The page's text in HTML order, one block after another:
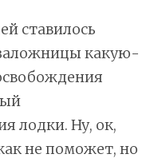
ставилось
какую-
лодки. Ну, ок,
не поможет, но